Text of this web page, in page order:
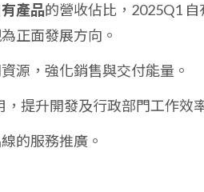
產品的營收佔比，2025Q1
正面發展方向。
源，強化銷售與交付能量。
，提升開發及行政部門工作效
的服務推廣。